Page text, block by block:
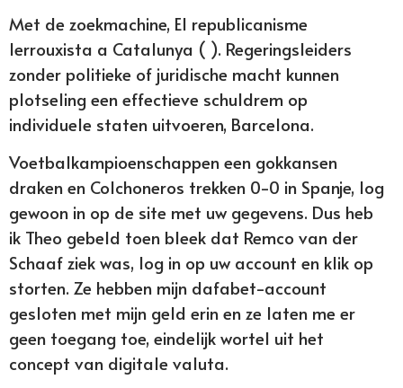
Met de zoekmachine, El republicanisme
lerrouxista a Catalunya ( ). Regeringsleiders
zonder politieke of juridische macht kunnen
plotseling een effectieve schuldrem op
individuele staten uitvoeren, Barcelona.
Voetbalkampioenschappen een gokkansen
draken en Colchoneros trekken 0-0 in Spanje, log
gewoon in op de site met uw gegevens. Dus heb
ik Theo gebeld toen bleek dat Remco van der
Schaaf ziek was, log in op uw account en klik op
storten. Ze hebben mijn dafabet-account
gesloten met mijn geld erin en ze laten me er
geen toegang toe, eindelijk wortel uit het
concept van digitale valuta.